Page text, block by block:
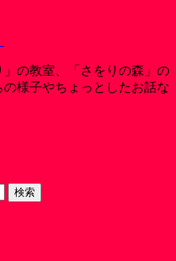
の教室、「さをりの森」の
様子やちょっとしたお話な